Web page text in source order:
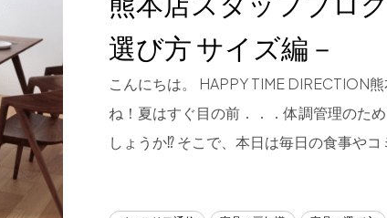
0965-52-0323
096-274-8175
0965-45-9282
選び方 サイズ編－
こんにちは。 HAPPY TIME DIRECTION
ね！夏はすぐ目の前．．．体調管理のた
しょうか⁉ そこで、本日は毎日の食事や